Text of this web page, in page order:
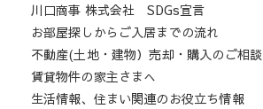
川口商事 株式会社 SDGs宣言
お部屋探しからご入居までの流れ
不動産(土地・建物）売却・購入のご相談
賃貸物件の家主さまへ
生活情報、住まい関連のお役立ち情報